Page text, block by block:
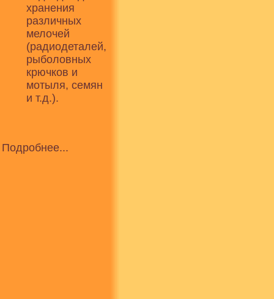
хранения
различных
мелочей
(радиодеталей,
рыболовных
крючков и
мотыля, семян
и т.д.).
Подробнее...